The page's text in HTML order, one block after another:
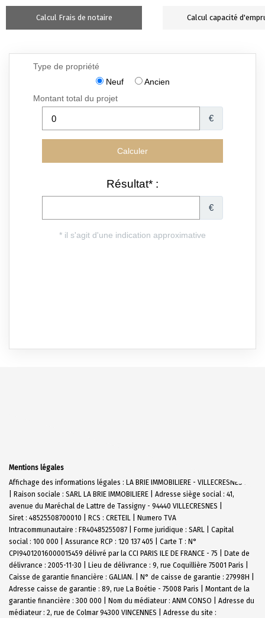
Calcul Frais de notaire Calcul capacité
Mentions légales
Affichage des informations légales : LA BRIE IMMOBILIERE - VILLECRESNES N19
| Raison sociale : SARL LA BRIE IMMOBILIERE | Adresse siège social : 41,
avenue du Maréchal de Lattre de Tassigny - 94440 VILLECRESNES |
Siret : 48525508700010 | RCS : CRETEIL | Numero TVA
Intracommunautaire : FR40485255087 | Forme juridique : SARL | Capital
social : 100 000 | Assurance RCP : 120 137 405 | Carte T : N°
CPI94012016000015459 délivré par la CCI PARIS ILE DE FRANCE - 75 | Date de
délivrance : 2005-11-30 | Lieu de délivrance : 9, rue Coquillière 75001 Paris |
Caisse de garantie financière : GALIAN. | N° de caisse de garantie : 27998H |
Adresse caisse de garantie : 89, rue La Boétie - 75008 Paris | Montant de la
garantie financière : 300 000 | Nom du médiateur : ANM CONSO | Adresse du
médiateur : 2, rue de Colmar 94300 VINCENNES | Adresse du site :